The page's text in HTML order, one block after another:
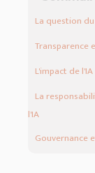
La question
Transparence
L'impact de
La
l'IA
Gouvernance